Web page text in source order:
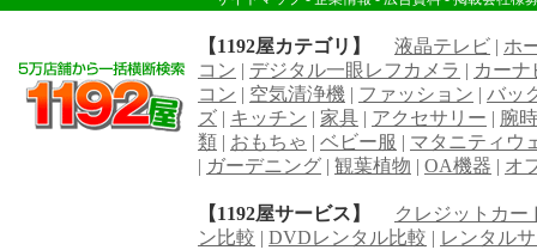
【1192屋カテゴリ】 液晶テレビ | ホ
コン | デジタル一眼レフカメラ | カーナ
コン | 空気清浄機 | ファッション | バッ
ズ | キッチン | 家具 | アクセサリー | 腕
類 | おもちゃ | ベビー服 | マタニティウ
| ガーデニング | 観葉植物 | OA機器 | オ
【1192屋サービス】
クレジットカー
ン比較 | DVDレンタル比較 | レンタル